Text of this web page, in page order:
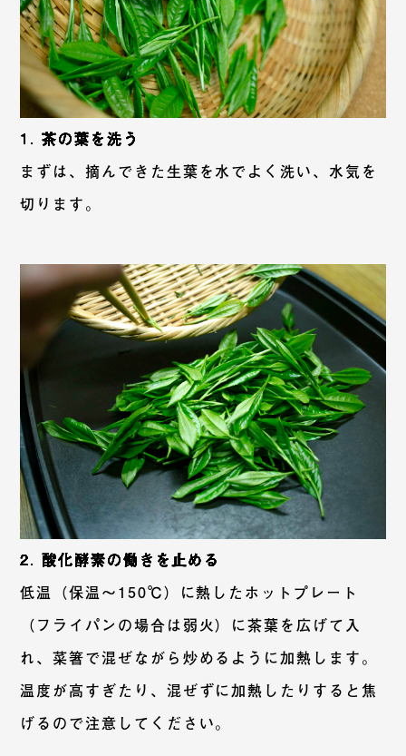
1. 茶の葉を洗う
まずは、摘んできた生葉を水でよく洗い、水気を
切ります。
2. 酸化酵素の働きを止める
低温（保温〜150℃）に熱したホットプレート
（フライパンの場合は弱火）に茶葉を広げて入
れ、菜箸で混ぜながら炒めるように加熱します。
温度が高すぎたり、混ぜずに加熱したりすると焦
げるので注意してください。